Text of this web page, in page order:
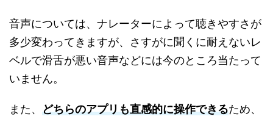
音声については、ナレーターによって聴きやすさが
多少変わってきますが、さすがに聞くに耐えないレ
ベルで滑舌が悪い音声などには今のところ当たって
いません。
また、 どちらのアプリも直感的に操作できるため、